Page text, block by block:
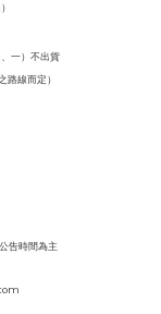
一）不出貨
路線而定）
告時間為主